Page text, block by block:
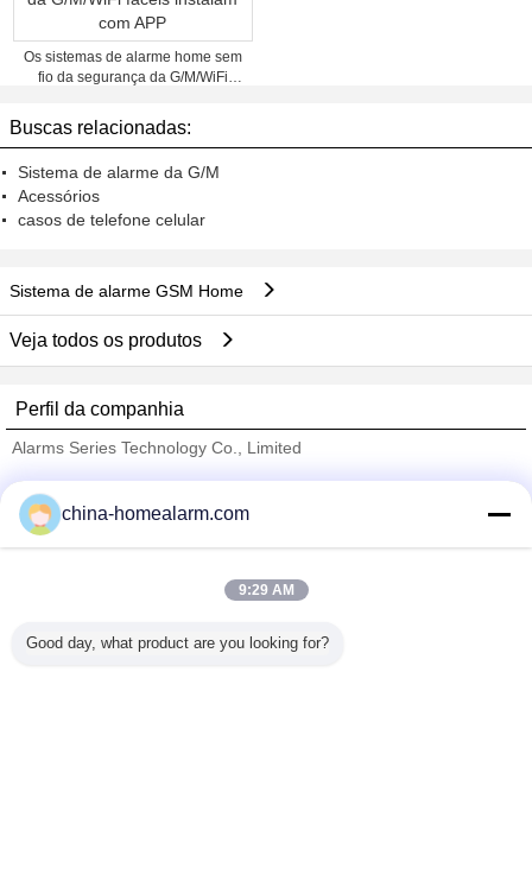
Os sistemas de alarme home sem
fio da segurança da G/M/WiFi
Buscas relacionadas:
Sistema de alarme da G/M
Acessórios
casos de telefone celular
Sistema de alarme GSM Home
Veja todos os produtos
Perfil da companhia
Alarms Series Technology Co., Limited
Trust Seal
Verified Suplier
Todos os Produtos
china-homealarm.com
9:29 AM
Good day, what product are you looking for?